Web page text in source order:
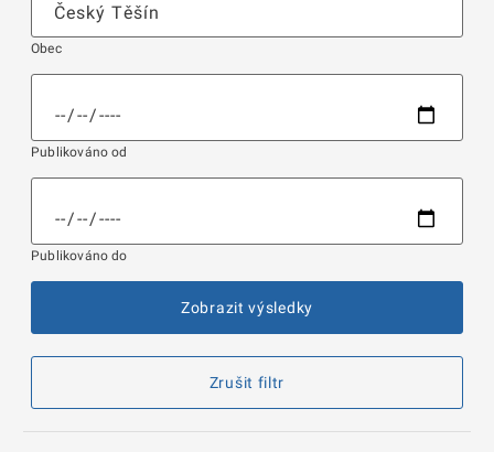
Obec
Publikováno od
Publikováno do
Zobrazit výsledky
Zrušit filtr